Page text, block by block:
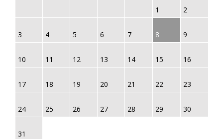
1 2
3 4 5 6 7 8 9
10 11 12 13 14 15 16
17 18 19 20 21 22 23
24 25 26 27 28 29 30
31